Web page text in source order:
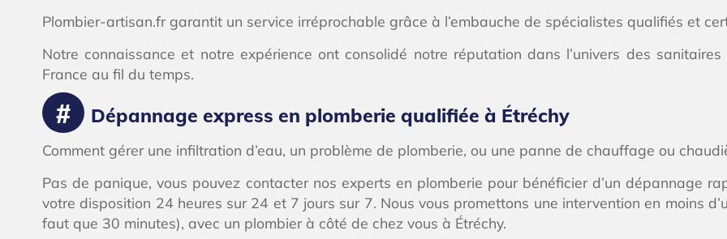
Plombier-artisan.fr garantit un service irréprochable grâce à l’embauche de spécialistes qualifiés et
Notre connaissance et notre expérience ont consolidé notre réputation dans l’univers des
France au fil du temps.
Dépannage express en plomberie qualifiée à Étréchy
Comment gérer une infiltration d’eau, un problème de plomberie, ou une panne de chauffage ou
Pas de panique, vous pouvez contacter nos experts en plomberie pour bénéficier d’un dépannage
votre disposition 24 heures sur 24 et 7 jours sur 7. Nous vous promettons une intervention en moins
faut que 30 minutes), avec un plombier à côté de chez vous à Étréchy.